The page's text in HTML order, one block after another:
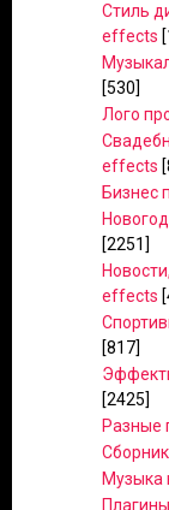
Стиль
effects
[530]
Лого
effects
Бизнес
[2251]
effects
[817]
[2425]
Разные
Музыка